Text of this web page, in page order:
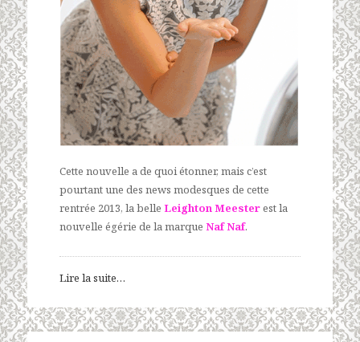
Cette nouvelle a de quoi étonner, mais c’est
pourtant une des news modesques de cette
rentrée 2013, la belle Leighton Meesterest la
nouvelle égérie de la marque Naf Naf.
Lire la suite…